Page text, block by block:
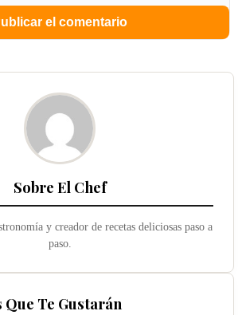
Sobre El Chef
y creador de recetas deliciosas paso a
paso.
Que Te Gustarán